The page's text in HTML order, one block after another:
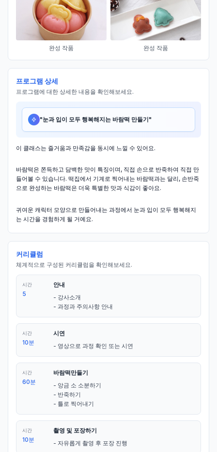
완성 작품 완성 작품
프로그램 상세
프로그램에 대한 상세한 내용을 확인해보세요.
"눈과 입이 모두 행복해지는 바람떡 만들기"
이 클래스는 즐거움과 만족감을 동시에 느낄 수 있어요.
바람떡은 쫀득하고 담백한 맛이 특징이며, 직접 손으로 반죽하여 직접 만
들어볼 수 있습니다. 떡집에서 기계로 찍어내는 바람떡과는 달리, 손반죽
으로 완성하는 바람떡은 더욱 특별한 맛과 식감이 좋아요.
귀여운 캐릭터 모양으로 만들어내는 과정에서 눈과 입이 모두 행복해지
는 시간을 경험하게 될 거예요.
커리큘럼
체계적으로 구성된 커리큘럼을 확인해보세요.
시간
5
안내
- 강사소개
- 과정과 주의사항 안내
시간
10분
시연
- 영상으로 과정 확인 또는 시연
시간
60분
바람떡만들기
- 앙금 소 소분하기
- 반죽하기
- 틀로 찍어내기
시간
10분
촬영 및 포장하기
- 자유롭게 촬영 후 포장 진행